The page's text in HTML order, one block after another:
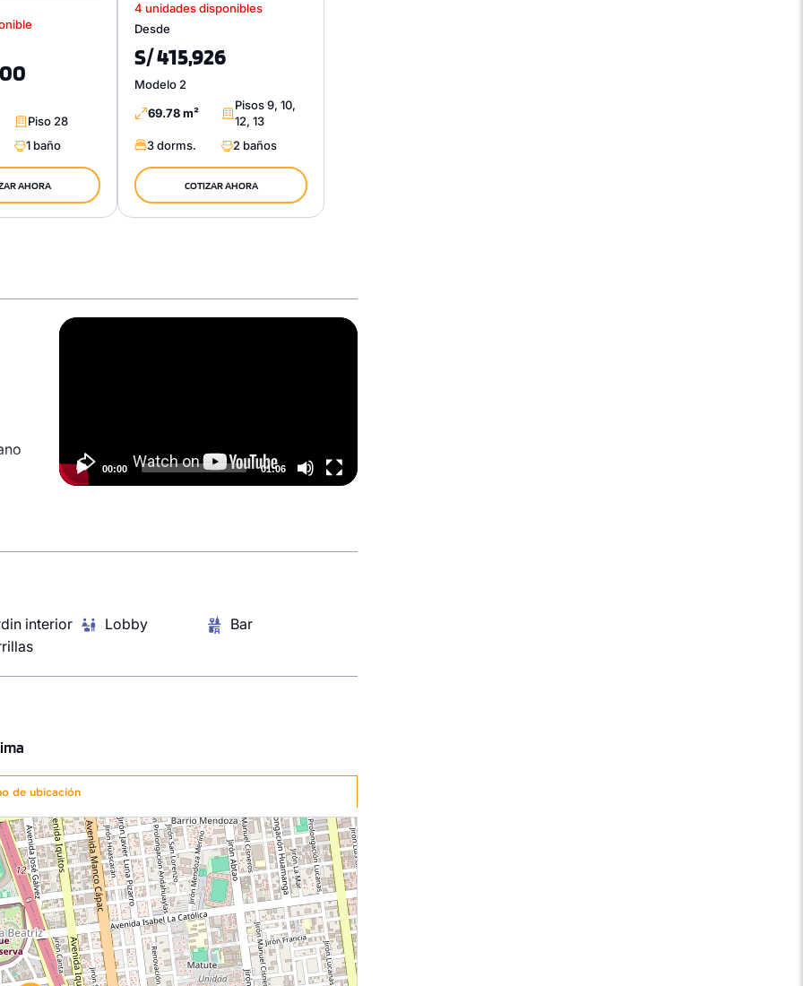
Piso 28
1 baño
AHORA
4 unidades disponibles
Desde
S/ 415,926
Modelo 2
69.78 m²
Pisos 9, 10,
12, 13
3 dorms.
2 baños
COTIZAR AHORA
Video
00:00 01:06
interior Lobby
Bar
de ubicación